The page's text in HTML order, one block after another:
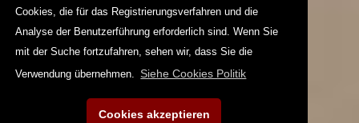
Cookies, die für das Registrierungsverfahren und die
Analyse der Benutzerführung erforderlich sind. Wenn Sie
mit der Suche fortzufahren, sehen wir, dass Sie die
Verwendung übernehmen. Siehe Cookies Politik
Cookies akzeptieren